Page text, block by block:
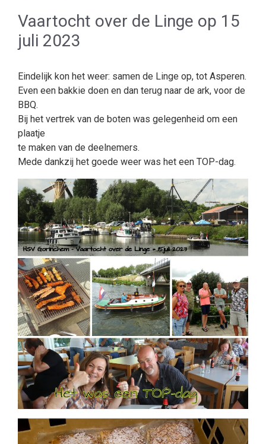
Vaartocht over de Linge op 15
juli 2023
Eindelijk kon het weer: samen de Linge op, tot Asperen.
Even een bakkie doen en dan terug naar de ark, voor de
BBQ.
Bij het vertrek van de boten was gelegenheid om een
plaatje
te maken van de deelnemers.
Mede dankzij het goede weer was het een TOP-dag.